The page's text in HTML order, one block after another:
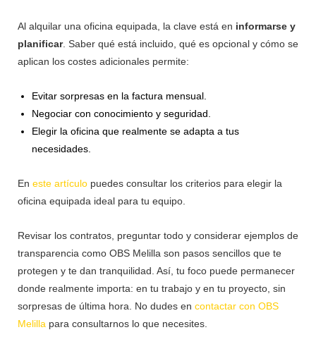
Al alquilar una oficina equipada, la clave está en informarse y
planificar. Saber qué está incluido, qué es opcional y cómo se
aplican los costes adicionales permite:
Evitar sorpresas en la factura mensual.
Negociar con conocimiento y seguridad.
Elegir la oficina que realmente se adapta a tus
necesidades.
En este artículo puedes consultar los criterios para elegir la
oficina equipada ideal para tu equipo.
Revisar los contratos, preguntar todo y considerar ejemplos de
transparencia como OBS Melilla son pasos sencillos que te
protegen y te dan tranquilidad. Así, tu foco puede permanecer
donde realmente importa: en tu trabajo y en tu proyecto, sin
sorpresas de última hora. No dudes en contactar con OBS
Melilla para consultarnos lo que necesites.